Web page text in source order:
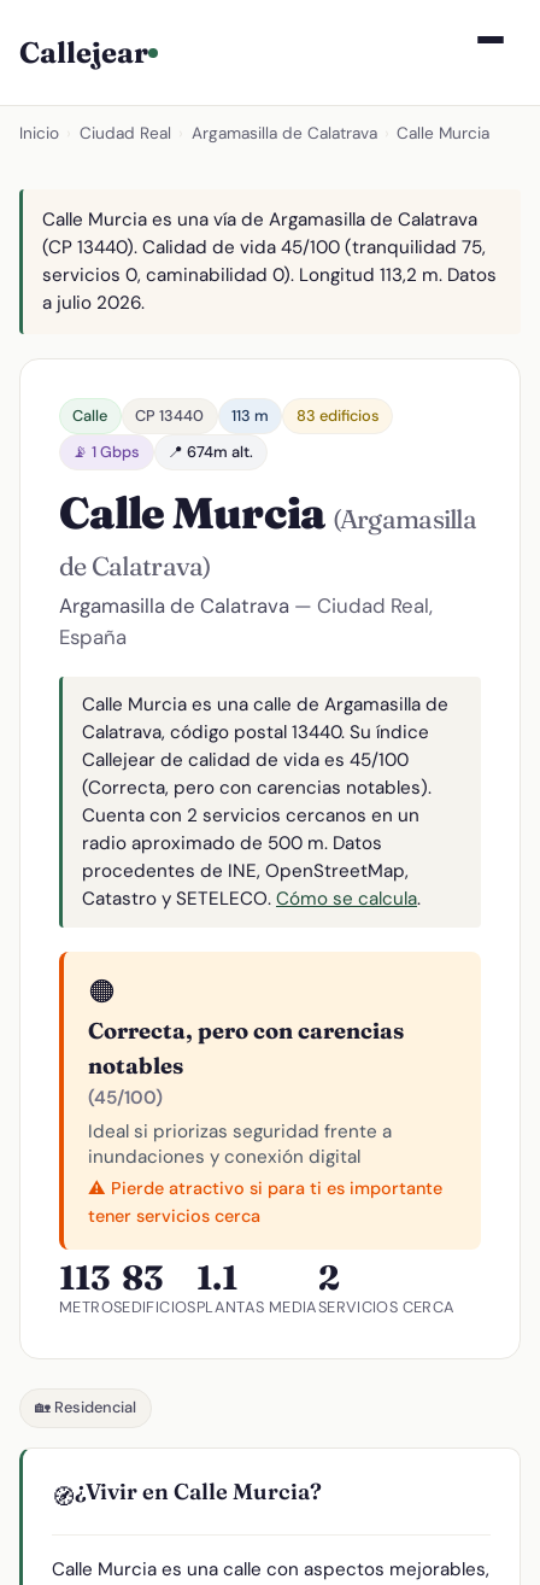
Callejear
Inicio Ciudad Real Argamasilla de Calatrava Calle Murcia
Calle Murcia es una vía de Argamasilla de Calatrava
(CP 13440). Calidad de vida 45/100 (tranquilidad 75,
servicios 0, caminabilidad 0). Longitud 113,2 m. Datos
a julio 2026.
Calle CP 13440 113 m
83 edificios
📡 1 Gbps
📍 674m alt.
Calle Murcia (Argamasilla
de Calatrava)
Argamasilla de Calatrava — Ciudad Real,
España
Calle Murcia es una calle de Argamasilla de
Calatrava, código postal 13440. Su índice
Callejear de calidad de vida es 45/100
(Correcta, pero con carencias notables).
Cuenta con 2 servicios cercanos en un
radio aproximado de 500 m. Datos
procedentes de INE, OpenStreetMap,
Catastro y SETELECO. Cómo se calcula.
🟠
Correcta, pero con carencias
notables
(45/100)
Ideal si priorizas seguridad frente a
inundaciones y conexión digital
⚠️ Pierde atractivo si para ti es importante
tener servicios cerca
113
METROS
83
EDIFICIOS
1.1
PLANTAS MEDIA
2
SERVICIOS CERCA
🏡 Residencial
🧭¿Vivir en Calle Murcia?
Calle Murcia es una calle con aspectos mejorables,